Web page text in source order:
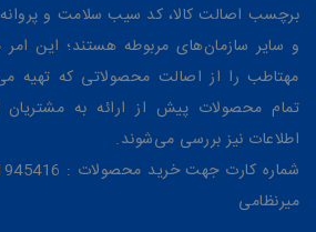
برچسب اصالت کالا، کد سیب سلامت و
و سایر سازمان‌های مربوطه هستند؛ این
مهتاطب را از اصالت محصولاتی که تهیه
تمام محصولات پیش از ارائه به
اطلاعات نیز بررسی می‌شوند.
میرنظامی